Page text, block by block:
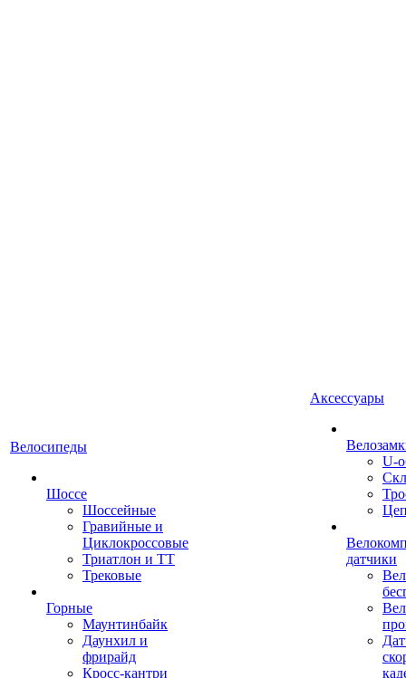
Велосипеды
Шоссе
Шоссейные
Гравийные и
Циклокроссовые
Триатлон и ТТ
Трековые
Горные
Маунтинбайк
Даунхил и
фрирайд
Кросс-кантри
Аксессуары
U-
датчики